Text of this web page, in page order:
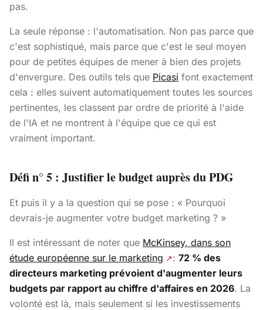
pas.
La seule réponse : l'automatisation. Non pas parce que
c'est sophistiqué, mais parce que c'est le seul moyen
pour de petites équipes de mener à bien des projets
d'envergure. Des outils tels que Picasi font exactement
cela : elles suivent automatiquement toutes les sources
pertinentes, les classent par ordre de priorité à l'aide
de l'IA et ne montrent à l'équipe que ce qui est
vraiment important.
Défi n° 5 : Justifier le budget auprès du PDG
Et puis il y a la question qui se pose : « Pourquoi
devrais-je augmenter votre budget marketing ? »
Il est intéressant de noter que McKinsey, dans son
étude européenne sur le marketing ↗: 72 % des
directeurs marketing prévoient d'augmenter leurs
budgets par rapport au chiffre d'affaires en 2026. La
volonté est là, mais seulement si les investissements